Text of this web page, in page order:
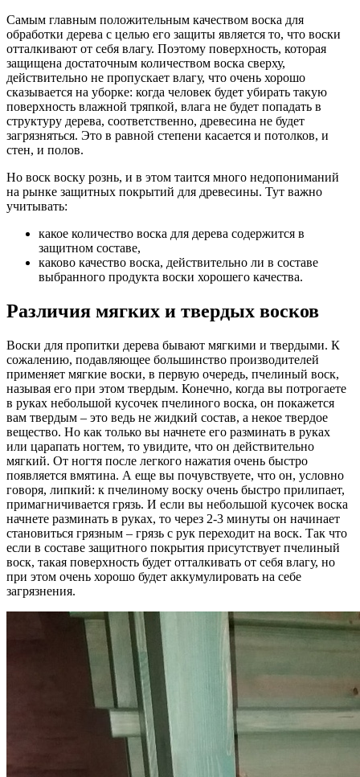
Самым главным положительным качеством воска для
обработки дерева с целью его защиты является то, что воски
отталкивают от себя влагу. Поэтому поверхность, которая
защищена достаточным количеством воска сверху,
действительно не пропускает влагу, что очень хорошо
сказывается на уборке: когда человек будет убирать такую
поверхность влажной тряпкой, влага не будет попадать в
структуру дерева, соответственно, древесина не будет
загрязняться. Это в равной степени касается и потолков, и
стен, и полов.
Но воск воску рознь, и в этом таится много недопониманий
на рынке защитных покрытий для древесины. Тут важно
учитывать:
какое количество воска для дерева содержится в
защитном составе,
каково качество воска, действительно ли в составе
выбранного продукта воски хорошего качества.
Различия мягких и твердых восков
Воски для пропитки дерева бывают мягкими и твердыми. К
сожалению, подавляющее большинство производителей
применяет мягкие воски, в первую очередь, пчелиный воск,
называя его при этом твердым. Конечно, когда вы потрогаете
в руках небольшой кусочек пчелиного воска, он покажется
вам твердым – это ведь не жидкий состав, а некое твердое
вещество. Но как только вы начнете его разминать в руках
или царапать ногтем, то увидите, что он действительно
мягкий. От ногтя после легкого нажатия очень быстро
появляется вмятина. А еще вы почувствуете, что он, условно
говоря, липкий: к пчелиному воску очень быстро прилипает,
примагничивается грязь. И если вы небольшой кусочек воска
начнете разминать в руках, то через 2-3 минуты он начинает
становиться грязным – грязь с рук переходит на воск. Так что
если в составе защитного покрытия присутствует пчелиный
воск, такая поверхность будет отталкивать от себя влагу, но
при этом очень хорошо будет аккумулировать на себе
загрязнения.